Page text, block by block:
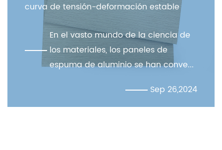
deformación estable
mundo de la ciencia de
los paneles de
de aluminio se han conve...
las